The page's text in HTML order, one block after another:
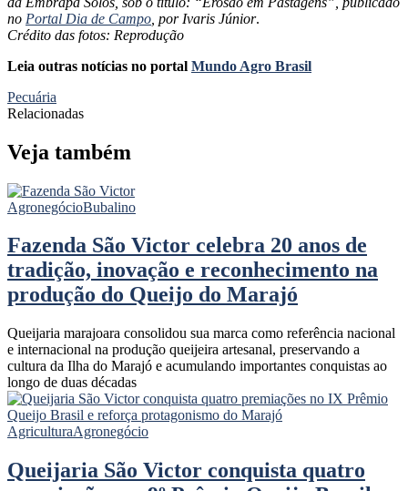
no Portal Dia de Campo , por Ivaris Júnior.
Crédito das fotos: Reprodução
Leia outras notícias no portal Mundo Agro Brasil
Pecuária
Relacionadas
Veja também
AgronegócioBubalino
Fazenda São Victor celebra 20 anos de
tradição, inovação e reconhecimento na
produção do Queijo do Marajó
Queijaria marajoara consolidou sua marca como referência nacional
e internacional na produção queijeira artesanal, preservando a
cultura da Ilha do Marajó e acumulando importantes conquistas ao
longo de duas décadas
AgriculturaAgronegócio
Queijaria São Victor conquista quatro